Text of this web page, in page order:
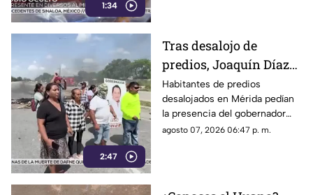
1:34
2:47
Tras desalojo de
predios, Joaquín Díaz
Mena mostró
desinterés por
problemáticas del
pueblo
Habitantes de predios
desalojados en Mérida pedían
la presencia del gobernador
Joaquín Díaz Mena, pero dejó
agosto 07, 2026 06:47 p. m.